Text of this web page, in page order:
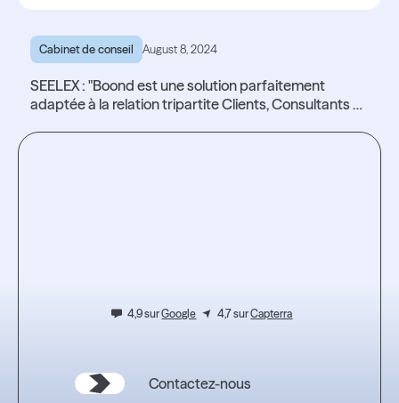
Cabinet de conseil August 8, 2024
SEELEX : "Boond est une solution parfaitement
adaptée à la relation tripartite Clients, Consultants et
4,9 surGoogle 4,7 surCapterra
Contactez-nous